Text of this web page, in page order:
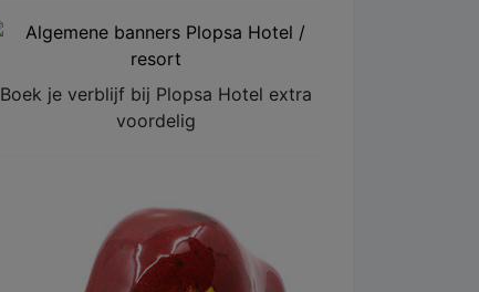
Boek je verblijf bij Plopsa Hotel extra
voordelig